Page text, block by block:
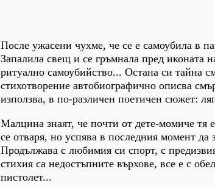
После ужасени чухме, че се е самоубила в
Запалила свещ и се гръмнала пред иконата
ритуално самоубийство... Остана си тайна
стихотворение автобиографично описва
използва, в по-различен поетичен сюжет:
Малцина знаят, че почти от дете-момиче тя
се отваря, но успява в последния момент да
Продължава с любимия си спорт, с
стихия са недостъпните върхове, все е с
пистолет...